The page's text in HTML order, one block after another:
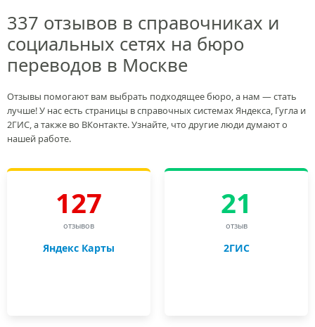
337 отзывов в справочниках и
социальных сетях на бюро
переводов в Москве
Отзывы помогают вам выбрать подходящее бюро, а нам — стать
лучше! У нас есть страницы в справочных системах Яндекса, Гугла и
2ГИС, а также во ВКонтакте. Узнайте, что другие люди думают о
нашей работе.
127
отзывов
Яндекс Карты
21
отзыв
2ГИС